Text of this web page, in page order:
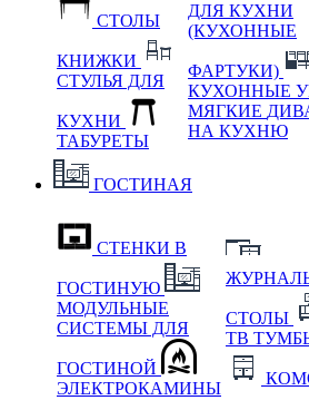
СТОЛЫ
КНИЖКИ
СТУЛЬЯ ДЛЯ
КУХНИ
ТАБУРЕТЫ
ДЛЯ КУХНИ
(КУХОННЫЕ
ФАРТУКИ)
КУХОННЫЕ
МЯГКИЕ
НА КУХНЮ
ГОСТИНАЯ
СТЕНКИ В
ГОСТИНУЮ
МОДУЛЬНЫЕ
СИСТЕМЫ ДЛЯ
ГОСТИНОЙ
ЭЛЕКТРОКАМИНЫ
СТОЛЫ
ТВ